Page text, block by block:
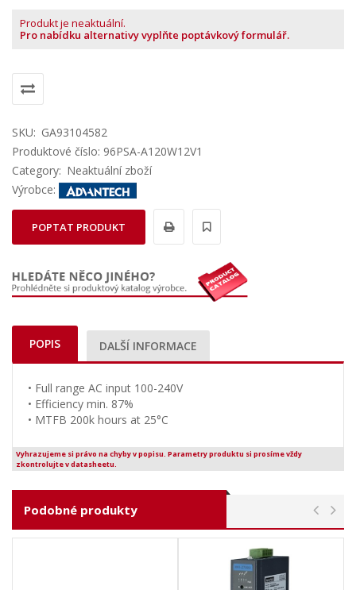
Produkt je neaktuální.
Pro nabídku alternativy vyplňte poptávkový formulář.
SKU: GA93104582
Produktové číslo: 96PSA-A120W12V1
Category: Neaktuální zboží
Výrobce:
POPTAT PRODUKT
POPIS DALŠÍ INFORMACE
• Full range AC input 100-240V
• Efficiency min. 87%
• MTFB 200k hours at 25°C
Vyhrazujeme si právo na chyby v popisu. Parametry produktu si prosíme vždy
zkontrolujte v datasheetu.
Podobné produkty